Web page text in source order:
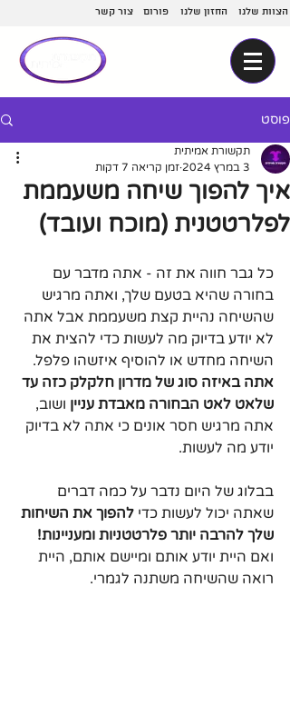
צור קשר פורום החזון שלנו הצוות שלנו
פוסט
איך להפוך שיחה משעממת
לפלרטטנית (מוכח ועובד)
תקשורת אמיתית
3 במרץ 2024
זמן קריאה 7 דקות
כל גבר חווה את זה - אתה מדבר עם
בחורה שהיא בטעם שלך, ואתה מרגיש
שהשיחה נהיית קצת משעממת אבל אתה
לא יודע בדיוק מה לעשות כדי להצית את
השיחה מחדש או להוסיף איזשהו פלפל.
אתה באיזה סוג של מדרון חלקלק כזה עד
שלאט לאט הבחורה מאבדת עניין ושוב,
אתה מרגיש חסר אונים כי אתה לא בדיוק
יודע מה לעשות.
בבלוג של היום נדבר על כמה דברים
שאתה יכול לעשות כדי להפוך את השיחות
שלך להרבה יותר פלרטטניות ומעניינות!
ואם היית יודע אותם ומיישם אותם, היית
רואה שהשיחה משתנה לגמרי.